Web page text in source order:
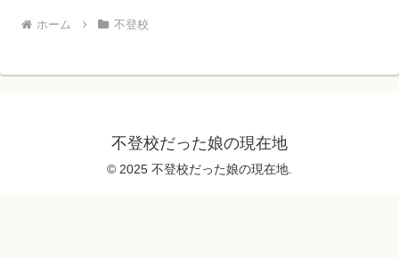
ホーム 不登校
不登校だった娘の現在地
© 2025 不登校だった娘の現在地.